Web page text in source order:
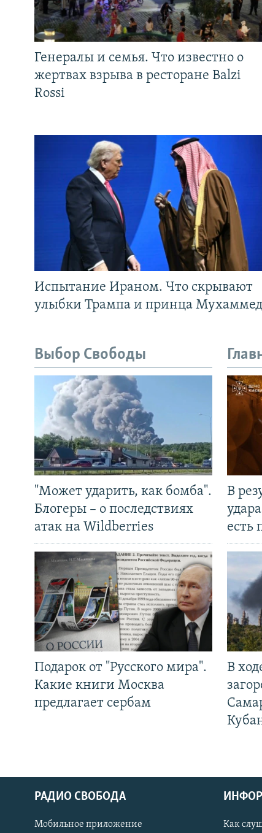
СОЦИАЛЬНЫЕ СЕТИ
Генералы и семья. Что известно о
жертвах взрыва в ресторане Balzi
Rossi
Испытание Ираном. Что скрывают
улыбки Трампа и принца
Выбор Свободы
"Может ударить, как бомба".
Блогеры – о последствиях
атак на Wildberries
Подарок от "Русского мира".
Какие книги Москва
предлагает сербам
В
есть
В
РАДИО СВОБОДА
Мобильное приложение Как